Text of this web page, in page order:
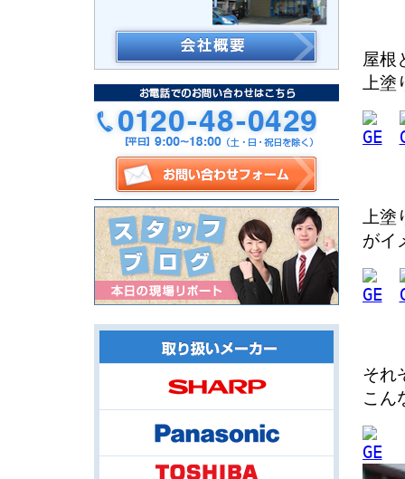
屋根
上
上
がイ
それ
こん